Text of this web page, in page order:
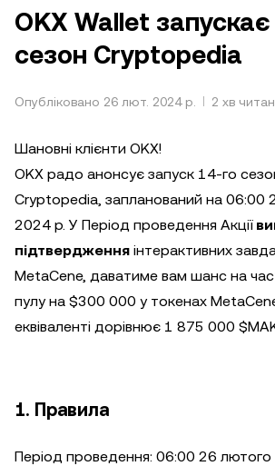
OKX Wallet
сезон Cryptopedia
Опубліковано 26 лют. 2024 р. 2 хв
Шановні клієнти OKX!
OKX радо анонсує запуск 14-го
Cryptopedia, запланований на 06:00
2024 р. У Період проведення Акції
підтвердження інтерактивних
MetaCene, даватиме вам шанс на
пулу на $300 000 у токенах
еквіваленті дорівнює 1 875 000
1. Правила
Період проведення: 06:00 26